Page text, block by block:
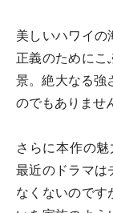
美しいハワイの
正義のためにこ
景。絶大なる強
のでもありませ
さらに本作の魅
最近のドラマは
なくないのです